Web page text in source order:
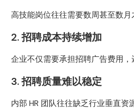
高技能岗位往往需要数周甚至数
2. 招聘成本持续增加
企业不仅需要承担招聘广告费用，
3. 招聘质量难以稳定
内部 HR 团队往往缺乏行业垂直资